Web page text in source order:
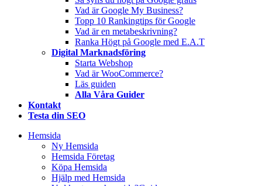
Vad är Google My Business?
Topp 10 Rankingtips för Google
Vad är en metabeskrivning?
Ranka Högt på Google med E.A.T
Digital Marknadsföring
Starta Webshop
Vad är WooCommerce?
Läs guiden
Alla Våra Guider
Kontakt
Testa din SEO
Hemsida
Ny Hemsida
Hemsida Företag
Köpa Hemsida
Hjälp med Hemsida